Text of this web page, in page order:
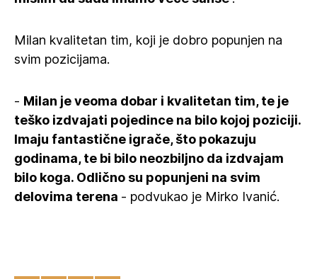
Milan kvalitetan tim, koji je dobro popunjen na
svim pozicijama.
- Milan je veoma dobar i kvalitetan tim, te je
teško izdvajati pojedince na bilo kojoj poziciji.
Imaju fantastične igrače, što pokazuju
godinama, te bi bilo neozbiljno da izdvajam
bilo koga. Odlično su popunjeni na svim
delovima terena - podvukao je Mirko Ivanić.